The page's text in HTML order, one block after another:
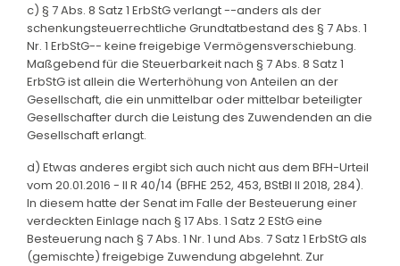
c) § 7 Abs. 8 Satz 1 ErbStG verlangt --anders als der
schenkungsteuerrechtliche Grundtatbestand des § 7 Abs. 1
Nr. 1 ErbStG-- keine freigebige Vermögensverschiebung.
Maßgebend für die Steuerbarkeit nach § 7 Abs. 8 Satz 1
ErbStG ist allein die Werterhöhung von Anteilen an der
Gesellschaft, die ein unmittelbar oder mittelbar beteiligter
Gesellschafter durch die Leistung des Zuwendenden an die
Gesellschaft erlangt.
d) Etwas anderes ergibt sich auch nicht aus dem BFH-Urteil
vom 20.01.2016 - II R 40/14 (BFHE 252, 453, BStBl II 2018, 284).
In diesem hatte der Senat im Falle der Besteuerung einer
verdeckten Einlage nach § 17 Abs. 1 Satz 2 EStG eine
Besteuerung nach § 7 Abs. 1 Nr. 1 und Abs. 7 Satz 1 ErbStG als
(gemischte) freigebige Zuwendung abgelehnt. Zur